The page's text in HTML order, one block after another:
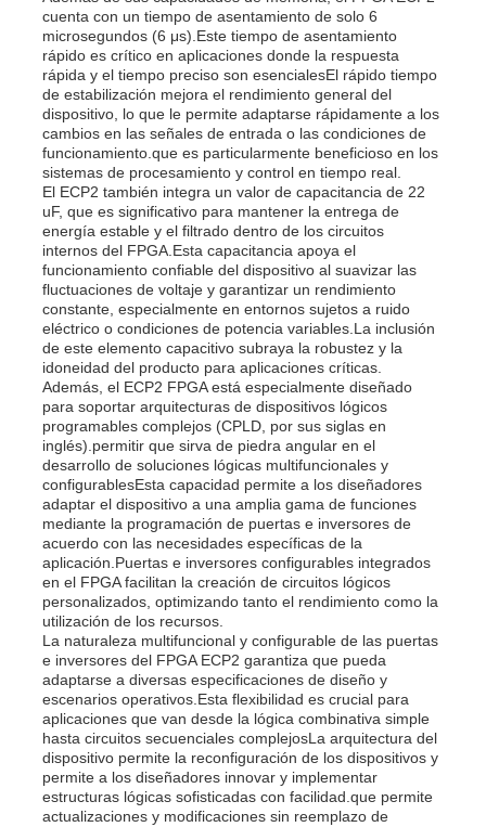
En casa
Productos
Los vídeos
Sobre nosotros
Recorrido por la fábrica
Control de Calidad
Contáctenos
Noticias
Casos de trabajo
Array de puertas programables de campo FPGA
cuenta con un tiempo de asentamiento de solo 6
microsegundos (6 μs).Este tiempo de asentamiento
rápido es crítico en aplicaciones donde la respuesta
rápida y el tiempo preciso son esencialesEl rápido tiempo
de estabilización mejora el rendimiento general del
dispositivo, lo que le permite adaptarse rápidamente a los
cambios en las señales de entrada o las condiciones de
funcionamiento.que es particularmente beneficioso en los
sistemas de procesamiento y control en tiempo real.
El ECP2 también integra un valor de capacitancia de 22
uF, que es significativo para mantener la entrega de
energía estable y el filtrado dentro de los circuitos
internos del FPGA.Esta capacitancia apoya el
funcionamiento confiable del dispositivo al suavizar las
fluctuaciones de voltaje y garantizar un rendimiento
constante, especialmente en entornos sujetos a ruido
eléctrico o condiciones de potencia variables.La inclusión
de este elemento capacitivo subraya la robustez y la
idoneidad del producto para aplicaciones críticas.
Además, el ECP2 FPGA está especialmente diseñado
para soportar arquitecturas de dispositivos lógicos
programables complejos (CPLD, por sus siglas en
inglés).permitir que sirva de piedra angular en el
desarrollo de soluciones lógicas multifuncionales y
configurablesEsta capacidad permite a los diseñadores
adaptar el dispositivo a una amplia gama de funciones
mediante la programación de puertas e inversores de
acuerdo con las necesidades específicas de la
aplicación.Puertas e inversores configurables integrados
en el FPGA facilitan la creación de circuitos lógicos
personalizados, optimizando tanto el rendimiento como la
utilización de los recursos.
La naturaleza multifuncional y configurable de las puertas
e inversores del FPGA ECP2 garantiza que pueda
adaptarse a diversas especificaciones de diseño y
escenarios operativos.Esta flexibilidad es crucial para
aplicaciones que van desde la lógica combinativa simple
hasta circuitos secuenciales complejosLa arquitectura del
dispositivo permite la reconfiguración de los dispositivos y
permite a los diseñadores innovar y implementar
estructuras lógicas sofisticadas con facilidad.que permite
actualizaciones y modificaciones sin reemplazo de